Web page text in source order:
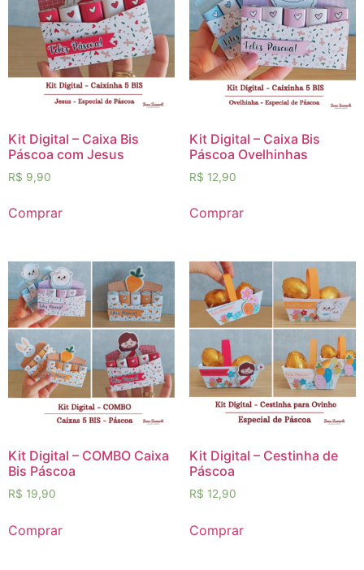
Kit Digital – Caixa Bis
Páscoa com Jesus
R$ 9,90
Comprar
Kit Digital – Caixa Bis
Páscoa Ovelhinhas
R$ 12,90
Comprar
Kit Digital – COMBO Caixa
Bis Páscoa
R$ 19,90
Comprar
Kit Digital – Cestinha de
Páscoa
R$ 12,90
Comprar